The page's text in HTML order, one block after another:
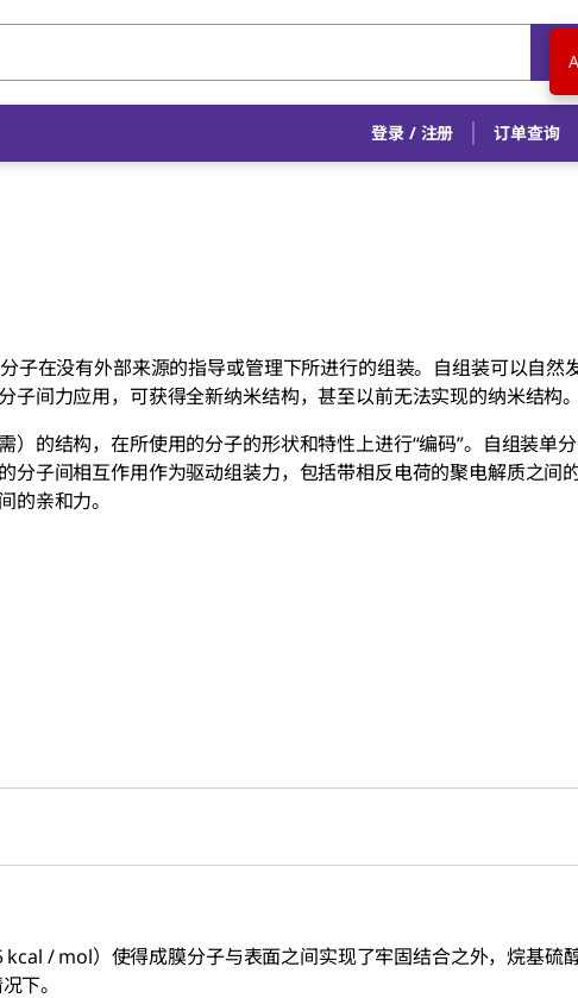
登录 / 注册 订单查询
子在没有外部来源的指导或管理下所进行的组装。自组装可以自然
子间力应用，可获得全新纳米结构，甚至以前无法实现的纳米结构。
）的结构，在所使用的分子的形状和特性上进行“编码”。自组装单
分子间相互作用作为驱动组装力，包括带相反电荷的聚电解质之间
的亲和力。
/ mol）使得成膜分子与表面之间实现了牢固结合之外，烷基硫
下。